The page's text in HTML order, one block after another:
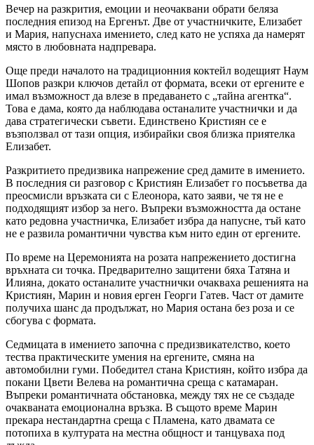
Вечер на разкрития, емоции и неочаквани обрати беляза
последния епизод на Ергенът. Две от участничките, Елизабет
и Мария, напуснаха имението, след като не успяха да намерят
място в любовната надпревара.
Още преди началото на традиционния коктейл водещият Наум
Шопов разкри ключов детайл от формата, всеки от ергените е
имал възможност да влезе в предаването с „тайна агентка“.
Това е дама, която да наблюдава останалите участнички и да
дава стратегически съвети. Единствено Кристиян се е
възползвал от тази опция, избирайки своя близка приятелка
Елизабет.
Разкритието предизвика напрежение сред дамите в имението.
В последния си разговор с Кристиян Елизабет го посъветва да
преосмисли връзката си с Елеонора, като заяви, че тя не е
подходящият избор за него. Въпреки възможността да остане
като редовна участничка, Елизабет избра да напусне, тъй като
не е развила романтични чувства към нито един от ергените.
По време на Церемонията на розата напрежението достигна
връхната си точка. Предварително защитени бяха Татяна и
Илияна, докато останалите участнички очакваха решенията на
Кристиян, Марин и новия ерген Георги Гатев. Част от дамите
получиха шанс да продължат, но Мария остана без роза и се
сбогува с формата.
Седмицата в имението започна с предизвикателство, което
тества практическите умения на ергените, смяна на
автомобилни гуми. Победител стана Кристиян, който избра да
покани Цвети Велева на романтична среща с катамаран.
Въпреки романтичната обстановка, между тях не се създаде
очакваната емоционална връзка. В същото време Марин
прекара нестандартна среща с Пламена, като двамата се
потопиха в културата на местна общност и танцуваха под